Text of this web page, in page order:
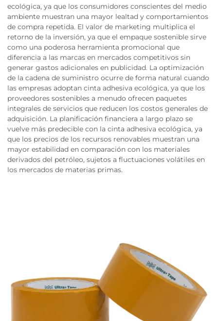
ecológica, ya que los consumidores conscientes del medio
ambiente muestran una mayor lealtad y comportamientos
de compra repetida. El valor de marketing multiplica el
retorno de la inversión, ya que el empaque sostenible sirve
como una poderosa herramienta promocional que
diferencia a las marcas en mercados competitivos sin
generar gastos adicionales en publicidad. La optimización
de la cadena de suministro ocurre de forma natural cuando
las empresas adoptan cinta adhesiva ecológica, ya que los
proveedores sostenibles a menudo ofrecen paquetes
integrales de servicios que reducen los costos generales de
adquisición. La planificación financiera a largo plazo se
vuelve más predecible con la cinta adhesiva ecológica, ya
que los precios de los recursos renovables muestran una
mayor estabilidad en comparación con los materiales
derivados del petróleo, sujetos a fluctuaciones volátiles en
los mercados de materias primas.